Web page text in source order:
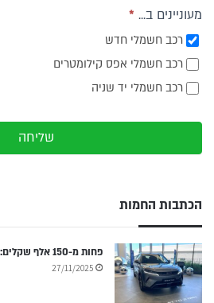
מעוניינים ב... *
רכב חשמלי חדש
רכב חשמלי אפס קילומטרים
רכב חשמלי יד שניה
שליחה
הכתבות החמות
פחות מ-150 אלף שקלים: BYD אטו 2 בישראל
27/11/2025